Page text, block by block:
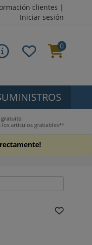
clientes |
Iniciar sesión
0
los artículos grabables*³